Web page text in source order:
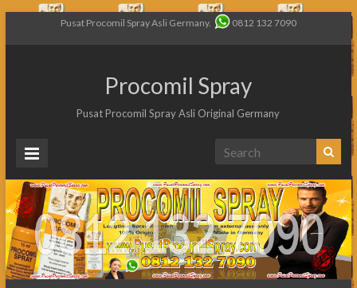
Pusat Procomil Spray Asli Germany. 0812 132 7090
Procomil Spray
Pusat Procomil Spray Asli Original Germany